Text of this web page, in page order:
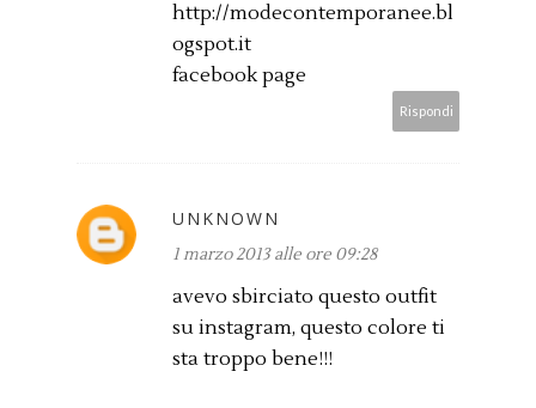
http://modecontemporanee.bl
ogspot.it
facebook page
Rispondi
UNKNOWN
1 marzo 2013 alle ore 09:28
avevo sbirciato questo outfit
su instagram, questo colore ti
sta troppo bene!!!